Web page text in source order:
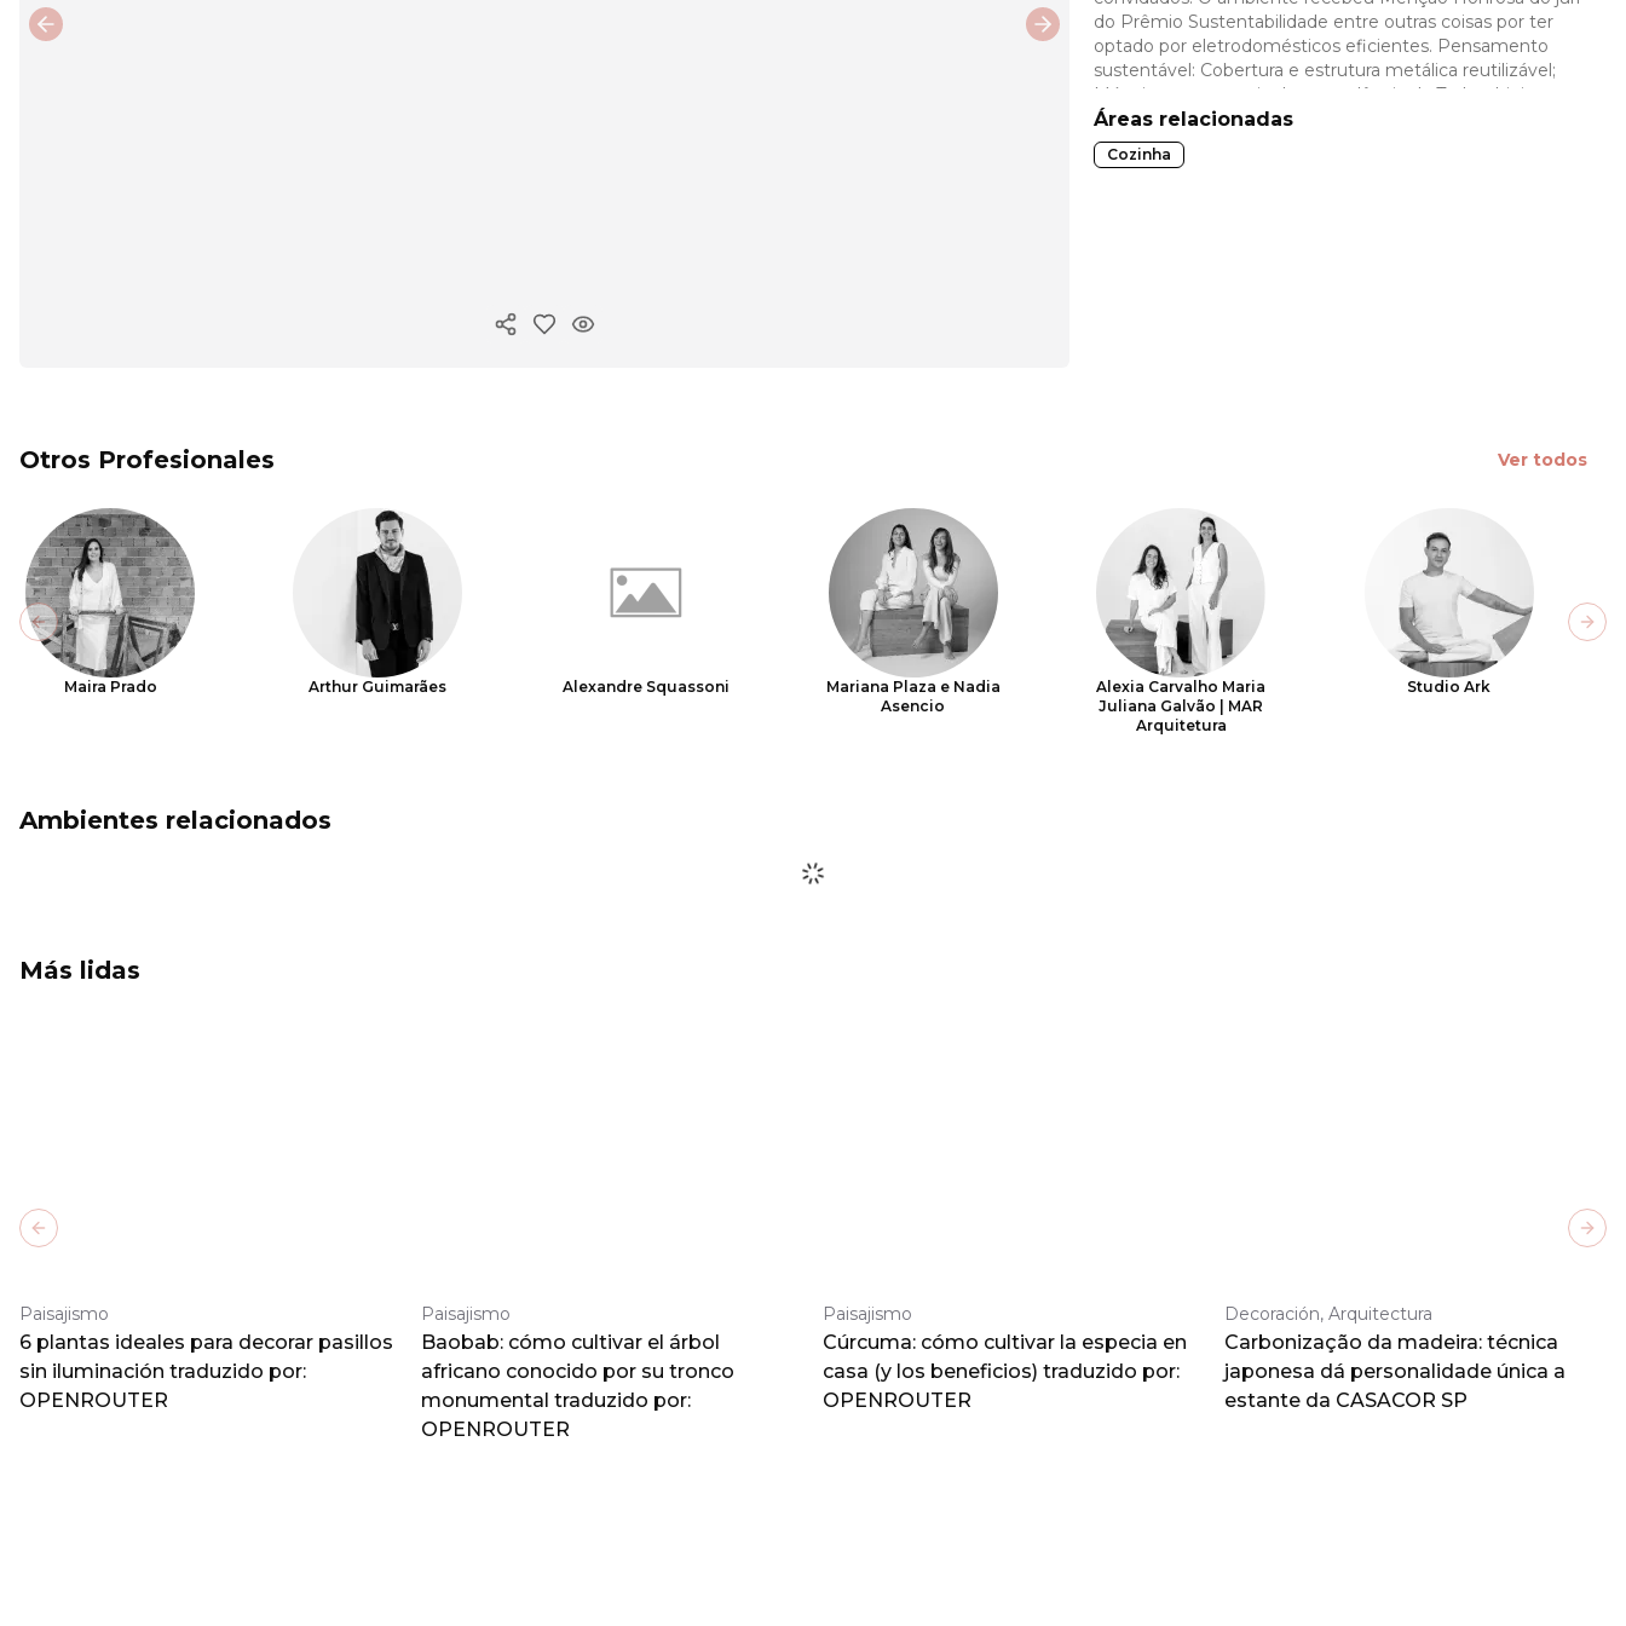
Copiar enlace
Previous slide Next slide
do Prêmio Sustentabilidade entre outras coisas por ter
optado por eletrodomésticos eficientes. Pensamento
sustentável: Cobertura e estrutura metálica reutilizável;
Móveis com garantia de procedência da Todeschini.
Áreas relacionadas
Cozinha
Otros Profesionales Ver todos
Maira Prado Arthur Guimarães Alexandre Squassoni
Mariana Plaza e Nadia
Asencio
Alexia Carvalho Maria
Juliana Galvão | MAR
Arquitetura
Studio Ark
Previous slide
Ambientes relacionados
Más lidas
Paisajismo
6 plantas ideales para decorar pasillos
sin iluminación traduzido por:
OPENROUTER
Paisajismo
Baobab: cómo cultivar el árbol
africano conocido por su tronco
monumental traduzido por:
OPENROUTER
Paisajismo
Cúrcuma: cómo cultivar la especia en
casa (y los beneficios) traduzido por:
OPENROUTER
Decoración, Arquitectura
Carbonização da madeira: técnica
japonesa dá personalidade única a
estante da CASACOR SP
Previous slide